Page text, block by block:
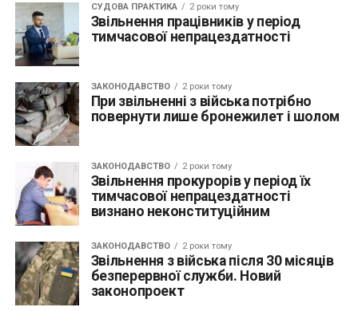
СУДОВА ПРАКТИКА 2 роки тому
Звільнення працівників у період
тимчасової непрацездатності
ЗАКОНОДАВСТВО 2 роки тому
При звільненні з війська потрібно
повернути лише бронежилет і шолом
ЗАКОНОДАВСТВО 2 роки тому
Звільнення прокурорів у період їх
тимчасової непрацездатності
визнано неконституційним
ЗАКОНОДАВСТВО 2 роки тому
Звільнення з війська після 30 місяців
безперервної служби. Новий
законопроект